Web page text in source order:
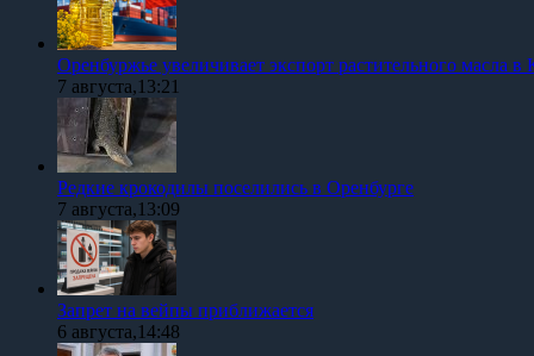
Оренбуржье увеличивает экспорт растительного масла в
7 августа,13:21
Редкие крокодилы поселились в Оренбурге
7 августа,13:09
Запрет на вейпы приближается
6 августа,14:48